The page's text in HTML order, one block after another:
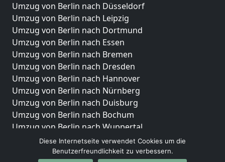
Umzug von Berlin nach Düsseldorf
Umzug von Berlin nach Leipzig
Umzug von Berlin nach Dortmund
Umzug von Berlin nach Essen
Umzug von Berlin nach Bremen
Umzug von Berlin nach Dresden
Umzug von Berlin nach Hannover
Umzug von Berlin nach Nürnberg
Umzug von Berlin nach Duisburg
Umzug von Berlin nach Bochum
Umzug von Berlin nach Wuppertal
Umzug von Berlin nach Bielefeld
Umzug von Berlin nach Bonn
Diese Internetseite verwendet Cookies um die
Benutzerfreundlichkeit zu verbessern.